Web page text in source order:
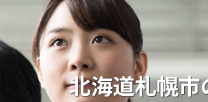
北海道札幌